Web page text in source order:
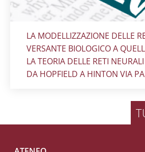
Titolo card:
LA MODELLIZZAZIONE DELLE
VERSANTE BIOLOGICO A
LA TEORIA DELLE RETI
DA HOPFIELD A HINTON VIA